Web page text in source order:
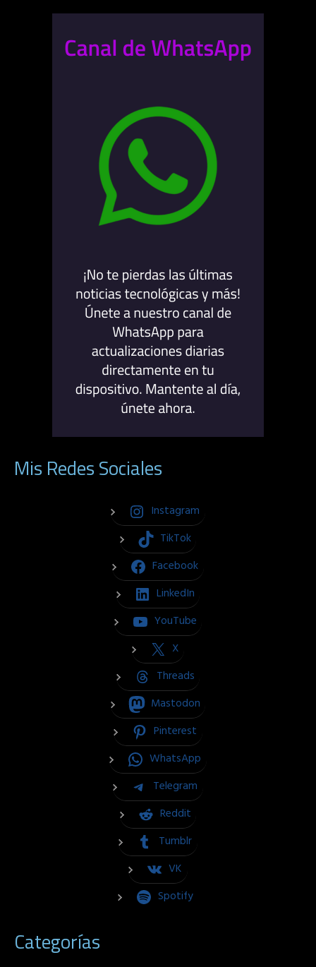
Mis Redes Sociales
Instagram
TikTok
Facebook
LinkedIn
YouTube
X
Threads
Mastodon
Pinterest
WhatsApp
Telegram
Reddit
Tumblr
VK
Spotify
Categorías